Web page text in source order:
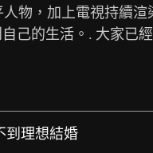
物，加上電視持續
己的生活。. 大家已
到理想結婚